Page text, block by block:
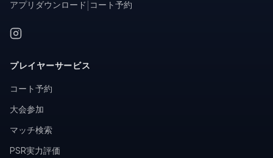
アプリダウンロード コート予約
プレイヤーサービス
コート予約
大会参加
マッチ検索
PSR実力評価